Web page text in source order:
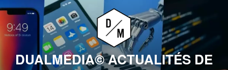
Aller
au
contenu
DUALMEDIA© ACTUALITÉS DE